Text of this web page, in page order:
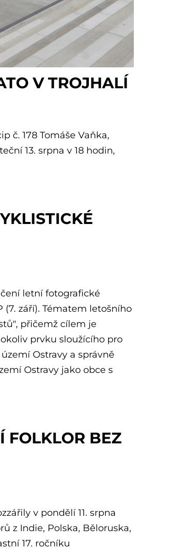
V TROJHALÍ
č. 178 Tomáše Vaňka,
13. srpna v 18 hodin,
letní fotografické
září). Tématem letošního
přičemž cílem je
prvku sloužícího pro
Ostravy a správně
Ostravy jako obce s
FOLKLOR BEZ
v pondělí 11. srpna
z Indie, Polska, Běloruska,
17. ročníku